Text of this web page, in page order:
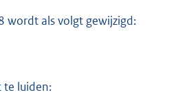
wordt als volgt gewijzigd:
te luiden: